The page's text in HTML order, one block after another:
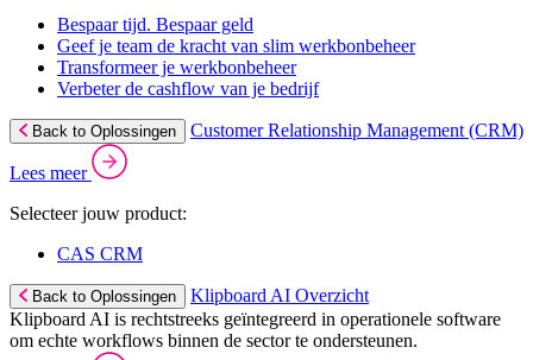
Bespaar tijd. Bespaar geld
Geef je team de kracht van slim werkbonbeheer
Transformeer je werkbonbeheer
Verbeter de cashflow van je bedrijf
Back to Oplossingen Customer Relationship Management (CRM)
Lees meer
Selecteer jouw product:
CAS CRM
Back to Oplossingen
Klipboard AI Overzicht
Klipboard AI is rechtstreeks geïntegreerd in operationele software
om echte workflows binnen de sector te ondersteunen.